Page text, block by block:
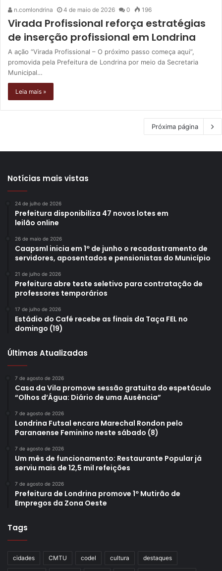
n.comlondrina 4 de maio de 2026 0 196
Virada Profissional reforça estratégias
de inserção profissional em Londrina
A ação “Virada Profissional – O próximo passo começa aqui”,
promovida pela Prefeitura de Londrina por meio da Secretaria
Municipal…
Leia mais »
Próxima página
Notícias mais vistas
24 de julho de 2026
Prefeitura disponibiliza 47 novos lotes em
leilão online
26 de maio de 2026
Caapsml inicia em 1º de junho o recadastramento de
servidores, aposentados e pensionistas do Município
21 de julho de 2026
Prefeitura abre teste seletivo para contratação de
professores temporários
17 de julho de 2026
Estádio do Café recebe as finais da Taça FEL no
domingo (19)
Últimas Atualizadas
7 de agosto de 2026
Casa da Vila promove sessão gratuita do espetáculo
“Olhos d’Água: Diário de uma Ausência”
7 de agosto de 2026
Londrina Futsal encara Marechal Rondon pelo
Paranaense Feminino neste sábado (8)
7 de agosto de 2026
Um mês de funcionamento: Restaurante Popular já
serviu mais de 12,5 mil refeições
7 de agosto de 2026
Prefeitura de Londrina promove 1º Mutirão de
Empregos da Zona Oeste
Tags
cidades CMTU codel cultura destaques